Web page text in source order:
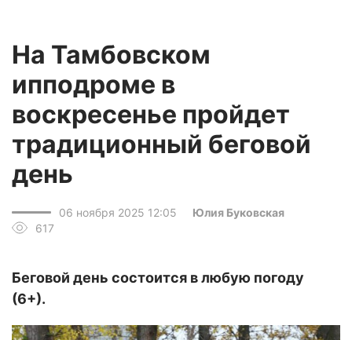
На Тамбовском
ипподроме в
воскресенье пройдет
традиционный беговой
день
06 ноября 2025 12:05
Юлия Буковская
617
Беговой день состоится в любую погоду
(6+).